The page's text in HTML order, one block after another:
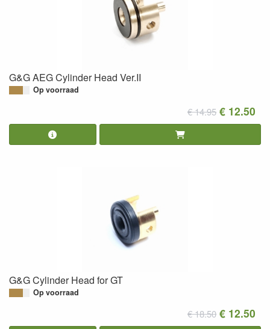
G&G AEG Cylinder Head Ver.II
Op voorraad
€ 14.95 € 12.50
G&G Cylinder Head for GT
Op voorraad
€ 18.50 € 12.50